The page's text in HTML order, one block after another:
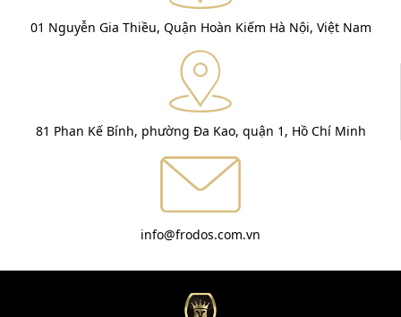
01 Nguyễn Gia Thiều, Quận Hoàn Kiếm Hà Nội, Việt Nam
81 Phan Kế Bính, phường Đa Kao, quận 1, Hồ Chí Minh
info@frodos.com.vn